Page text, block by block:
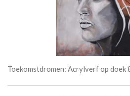
Toekomstdromen: Acrylverf op doek